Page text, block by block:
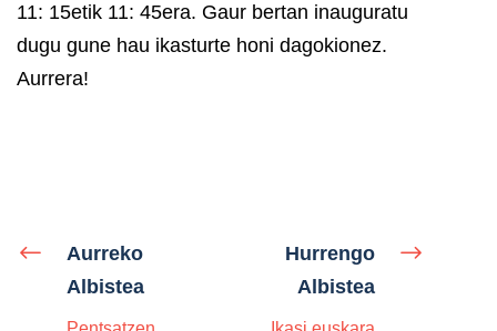
11: 15etik 11: 45era. Gaur bertan inauguratu
dugu gune hau ikasturte honi dagokionez.
Aurrera!
Aurreko
Albistea
Hurrengo
Albistea